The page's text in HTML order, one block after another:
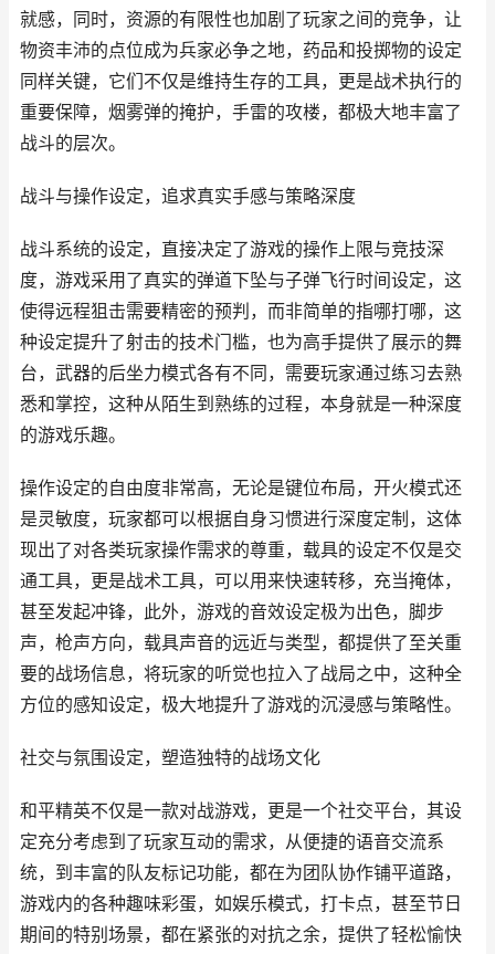
就感，同时，资源的有限性也加剧了玩家之间的竞争，让
物资丰沛的点位成为兵家必争之地，药品和投掷物的设定
同样关键，它们不仅是维持生存的工具，更是战术执行的
重要保障，烟雾弹的掩护，手雷的攻楼，都极大地丰富了
战斗的层次。
战斗与操作设定，追求真实手感与策略深度
战斗系统的设定，直接决定了游戏的操作上限与竞技深
度，游戏采用了真实的弹道下坠与子弹飞行时间设定，这
使得远程狙击需要精密的预判，而非简单的指哪打哪，这
种设定提升了射击的技术门槛，也为高手提供了展示的舞
台，武器的后坐力模式各有不同，需要玩家通过练习去熟
悉和掌控，这种从陌生到熟练的过程，本身就是一种深度
的游戏乐趣。
操作设定的自由度非常高，无论是键位布局，开火模式还
是灵敏度，玩家都可以根据自身习惯进行深度定制，这体
现出了对各类玩家操作需求的尊重，载具的设定不仅是交
通工具，更是战术工具，可以用来快速转移，充当掩体，
甚至发起冲锋，此外，游戏的音效设定极为出色，脚步
声，枪声方向，载具声音的远近与类型，都提供了至关重
要的战场信息，将玩家的听觉也拉入了战局之中，这种全
方位的感知设定，极大地提升了游戏的沉浸感与策略性。
社交与氛围设定，塑造独特的战场文化
和平精英不仅是一款对战游戏，更是一个社交平台，其设
定充分考虑到了玩家互动的需求，从便捷的语音交流系
统，到丰富的队友标记功能，都在为团队协作铺平道路，
游戏内的各种趣味彩蛋，如娱乐模式，打卡点，甚至节日
期间的特别场景，都在紧张的对抗之余，提供了轻松愉快